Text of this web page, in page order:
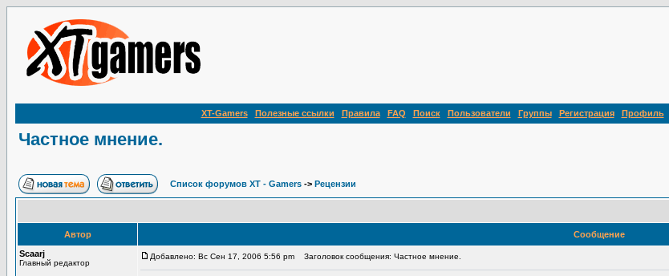
XT-Gamers Полезные ссылки Правила FAQ Поиск Пользователи Группы Регистрация Профиль
Частное мнение.
Список форумов XT - Gamers -> Рецензии
Автор
Сообщение
Scaarj
Главный редактор
Добавлено: Вс Сен 17, 2006 5:56 pm Заголовок сообщения: Частное мнение.